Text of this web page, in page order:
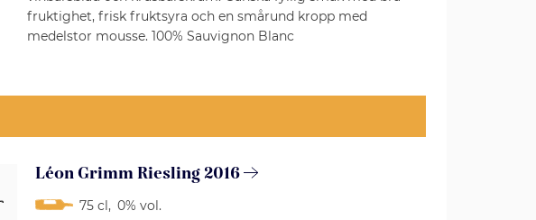
fruktighet, frisk fruktsyra och en smårund kropp med
medelstor mousse. 100% Sauvignon Blanc
Léon Grimm Riesling 2016
75 cl, 0% vol.